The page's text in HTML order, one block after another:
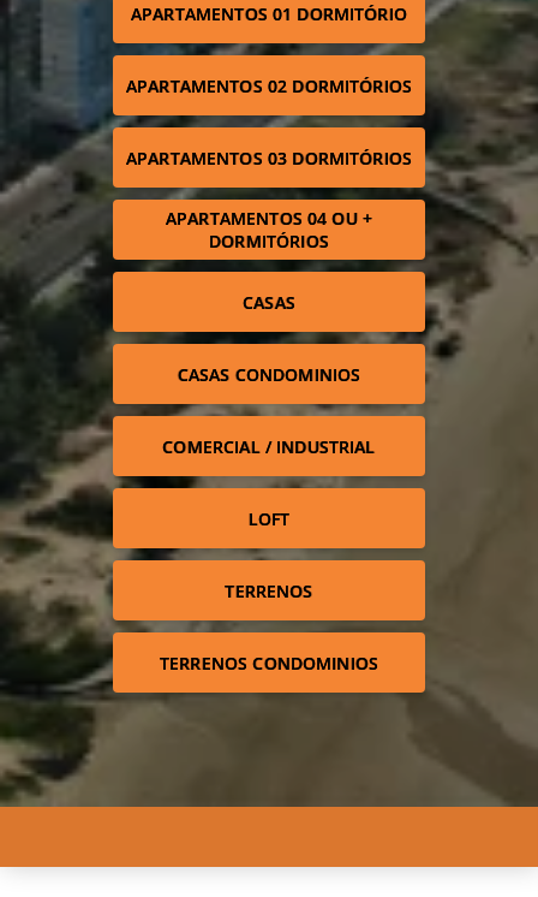
APARTAMENTOS 01 DORMITÓRIO
APARTAMENTOS 02 DORMITÓRIOS
APARTAMENTOS 03 DORMITÓRIOS
APARTAMENTOS 04 OU +
DORMITÓRIOS
CASAS
CASAS CONDOMINIOS
COMERCIAL / INDUSTRIAL
LOFT
TERRENOS
TERRENOS CONDOMINIOS